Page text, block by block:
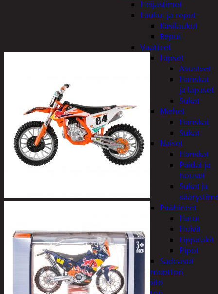
Heijastimet
Laukut ja reput
Käsilaukut
Reput
Vaatteet
Lapset
Asusteet
Hanskat
ja lapaset
Sukat
Miehet
Hanskat
Sukat
Naiset
Hanskat
Paidat ja
housut
Sukat ja
Päähineet
Hatut
Huivit
Lippalakit
Pipot
Sadeasut
Auto, vene ja moottori
Autonhoito